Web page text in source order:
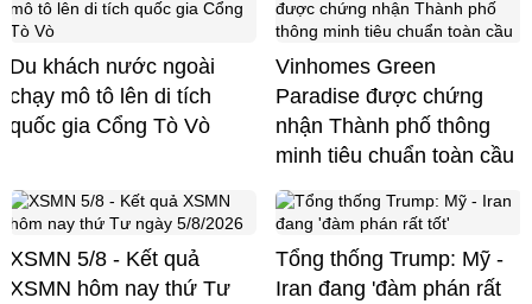
Du khách nước ngoài
chạy mô tô lên di tích
quốc gia Cổng Tò Vò
Vinhomes Green
Paradise được chứng
nhận Thành phố thông
minh tiêu chuẩn toàn cầu
XSMN 5/8 - Kết quả
XSMN hôm nay thứ Tư
Tổng thống Trump: Mỹ -
Iran đang 'đàm phán rất